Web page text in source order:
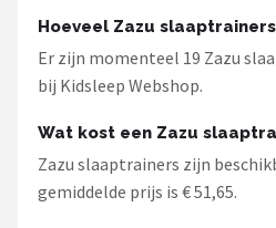
Hoeveel Zazu
Er zijn momenteel 19 Zazu
bij Kidsleep Webshop.
Wat kost een Zazu
Zazu slaaptrainers zijn
gemiddelde prijs is € 51,65.